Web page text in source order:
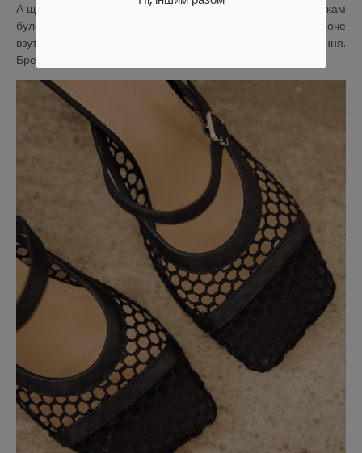
А ще всі моделі мають технологію м’якої устілки – аби ніжкам
було комфортно впродовж дня. Хочемо, аби стильне жіноче
взуття купити означало отримати річ, що має значення.
Бренд byMe – аби обирати серцем.